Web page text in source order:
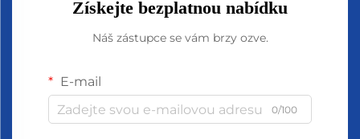
Získejte bezplatnou nabídku
Náš zástupce se vám brzy ozve.
E-mail
0/100